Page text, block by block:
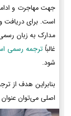
جهت مهاجرت و
است. برای دریافت
مدارک به زبان
غالباً ترجمه رسمی
شود.
بنابراین هدف از
اصلی می‌توان عنوان